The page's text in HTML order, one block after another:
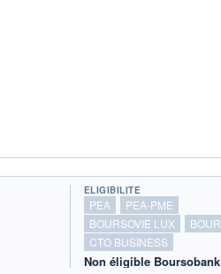
ÉLIGIBILITÉ
PEA
PEA-PME
BOURSOVIE LUX
CTO BUSINESS
Non éligible Boursobank